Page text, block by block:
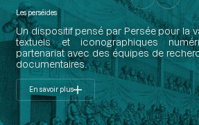
Les perséides
Un dispositif pensé par Persée pour la
textuels et iconographiques
partenariat avec des équipes de
documentaires.
En savoir plus